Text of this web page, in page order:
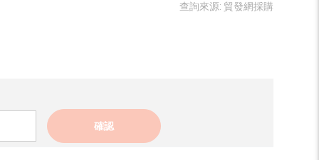
查詢來源: 貿發網採購
確認